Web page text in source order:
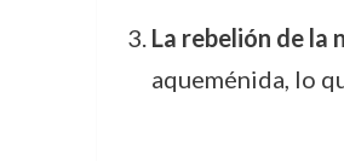
La rebelión de la
aqueménida, lo